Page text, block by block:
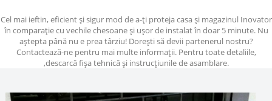
Cel mai ieftin, eficient şi sigur mod de a-ţi proteja casa şi magazinul Inovator
în comparaţie cu vechile chesoane şi uşor de instalat în doar 5 minute. Nu
aştepta până nu e prea târziu! Doreşti să devii partenerul nostru?
Contactează-ne pentru mai multe informaţii. Pentru toate detaliile,
,descarcă fişa tehnică şi instrucţiunile de asamblare.